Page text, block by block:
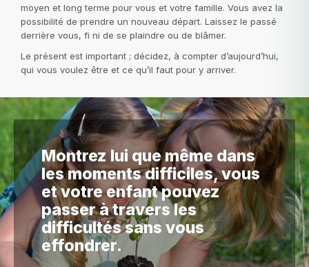
moyen et long terme pour vous et votre famille. Vous avez la
possibilité de prendre un nouveau départ. Laissez le passé
derrière vous, fi ni de se plaindre ou de blâmer.
Le présent est important ; décidez, à compter d’aujourd’hui,
qui vous voulez être et ce qu’il faut pour y arriver.
Montrez lui que même dans
les moments difficiles, vous
et votre enfant pouvez
passer à travers les
difficultés sans vous
effondrer.